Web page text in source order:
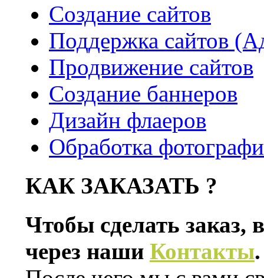
Создание сайтов
Поддержка сайтов
Продвижение сайтов
Создание баннеров
Дизайн флаеров
Обработка
КАК ЗАКАЗАТЬ ?
Чтобы сделать заказ,
через наши Контакты.